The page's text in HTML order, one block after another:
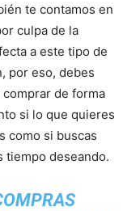
te contamos en
culpa de la
a este tipo de
por eso, debes
de forma
si lo que quieres
como si buscas
tiempo deseando.